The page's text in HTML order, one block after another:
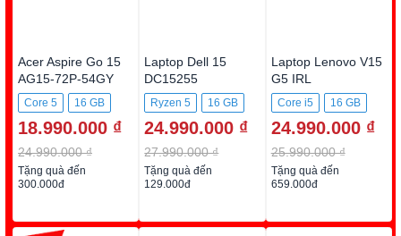
Acer Aspire Go 15
AG15-72P-54GY
Core 5
16 GB
512GB SSD
18.990.000 ₫
24.990.000 ₫
Tặng quà đến
300.000đ
Laptop Dell 15
DC15255
DC5R5973W1
Ryzen 5
16 GB
512GB SSD
24.990.000 ₫
27.990.000 ₫
Tặng quà đến
129.000đ
Laptop Lenovo V15
G5 IRL
83HF00BYVN
Core i5
16 GB
512GB SSD
24.990.000 ₫
25.990.000 ₫
Tặng quà đến
659.000đ